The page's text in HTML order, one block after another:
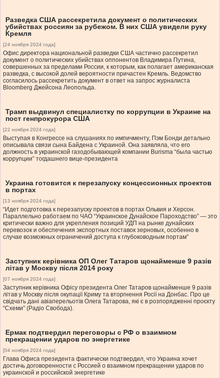
Разведка США рассекретила документ о политических
убийствах россиян за рубежом. В них США увидели руку
Кремля
[24 ноября 2024 года]
Офис директора национальной разведки США частично рассекретил
документ о политических убийствах оппонентов Владимира Путина,
совершенных за пределами России, к которым, как полагает американская
разведка, с высокой долей вероятности причастен Кремль. Ведомство
согласилось рассекретить документ в ответ на запрос журналиста
Bloomberg Джейсона Леопольда.
Трамп выдвинул специалистку по коррупции в Украине на
пост генпрокурора США
[22 ноября 2024 года]
Выступая в Конгрессе на слушаниях по импичменту, Пэм Бонди детально
описывала связи сына Байдена с Украиной. Она заявляла, что его
должность в украинской газодобывающей компании Burisma “была частью
коррупции” тогдашнего вице-президента
Украина готовится к перезапуску концессионных проектов
в портах
[13 ноября 2024 года]
“Идет подготовка к перезапуску проектов в портах Ольвия и Херсон.
Параллельно работаем по ЧАО “Украинское Дунайское Пароходство” — это
критически важно для укрепления позиций УДП на рынке дунайских
перевозок и обеспечения экспортных поставок зерновых, особенно в
случае возможных ограничений доступа к глубоководным портам”
Заступник керівника ОП Олег Татаров щонайменше 9 разів
літав у Москву після 2014 року
[07 ноября 2024 года]
Заступник керівника Офісу президента Олег Татаров щонайменше 9 разів
літав у Москву після окупації Криму та вторгнення Росії на Донбас. Про це
свідчать дані авіаперельотів Олега Татарова, які є в розпорядженні проєкту
“Схеми” (Радіо Свобода).
Ермак подтвердил переговоры с РФ о взаимном
прекращении ударов по энергетике
[04 ноября 2024 года]
Глава Офиса президента фактически подтвердил, что Украина хочет
достичь договоренности с Россией о взаимном прекращении ударов по
украинской и российской энергетике